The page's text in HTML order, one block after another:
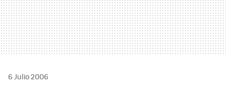
6 Julio 2006